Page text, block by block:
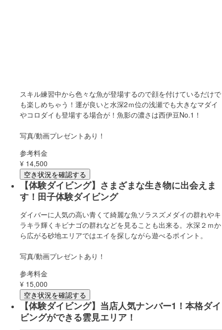
スキル練習中から色々な魚が登場するので顔を付けているだけで
も楽しめちゃう！運が良いと水深2ｍ位の浅瀬でも大きなマダイ
やコロダイも登場する場合が！魚影の濃さは西伊豆No.1！
写真/動画プレゼントあり！
参考料金
¥ 14,500
空き状況を確認する
【体験ダイビング】さまざまな生き物に出会えま
す！田子体験ダイビング
ダイバーに人気の高い青くて綺麗な魚ソラスズメダイの群れやキ
ラキラ輝くキビナゴの群れなどを見ることも出来る。水深２ｍか
ら広がる砂地エリアではエイを探しながら遊べるポイント。
写真/動画プレゼントあり！
参考料金
¥ 15,000
空き状況を確認する
【体験ダイビング】当店人気ナンバー1！本格ダイ
ビングができる雲見エリア！